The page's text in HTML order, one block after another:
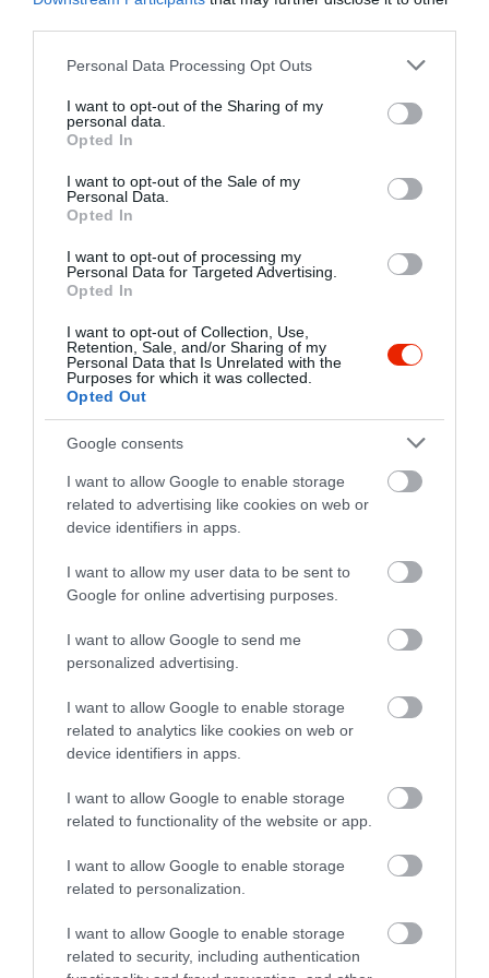
Please note that this website/app uses one or more Google
not limited to your visit or usage behaviour. You may click to
grant or deny consent to Google and its third-party tags to
use your data for below specified purposes in below Google
consent section.
Personal Data Processing Opt Outs
I want to opt-out of the Sharing of my
personal data.
Opted In
I want to opt-out of the Sale of my
Personal Data.
Opted In
I want to opt-out of processing my
Personal Data for Targeted Advertising.
Opted In
I want to opt-out of Collection, Use,
Retention, Sale, and/or Sharing of my
Personal Data that Is Unrelated with the
Purposes for which it was collected.
Opted Out
Google consents
I want to allow Google to enable storage
related to advertising like cookies on web or
device identifiers in apps.
I want to allow my user data to be sent to
Google for online advertising purposes.
I want to allow Google to send me
personalized advertising.
I want to allow Google to enable storage
related to analytics like cookies on web or
device identifiers in apps.
I want to allow Google to enable storage
related to functionality of the website or app.
I want to allow Google to enable storage
related to personalization.
I want to allow Google to enable storage
related to security, including authentication
jelenthet. Az ország konyhája az alpesi, a balkáni,
a mediterrán és a közép-európai hatásokat
ötvözi, mégis számos olyan fogással rendelkezik,
amely kifejezetten szlovén specialitásnak számít.
Ilyen aprekmurska gibanica
, a mákkal, dióval,
almával és túróval rétegzett sütemény, az
idrijski žlikrofi, vagyis a burgonyával töltött
apró tészta, valamint a
népszerű ajotais, amely savanyú káposztából,
babból és burgonyából készülő tartalmas
régióban pedig a
belokranjska pogačanevű lepény számít helyi
különlegességnek, amelyet gyakran frissen, még
melegen kínálnak.
BBC-nek nyilatkozó helyiek szerint
a közösségi szemlélet. Az ország mérete
lehetővé teszi, hogy a természet, a család és a
szabadidő a mindennapok szerves része
maradjon. A látogatók számára pedig ez az a
megtapasztalni.